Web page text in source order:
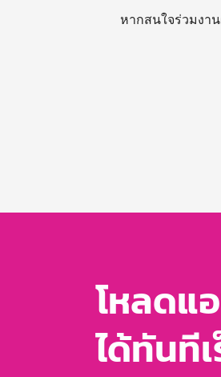
หากสนใจร่วมงา
โหลดแ
ได้ทันที